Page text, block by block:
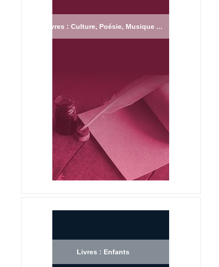
Livres : Culture, Poésie, Musique ...
Livres : Enfants